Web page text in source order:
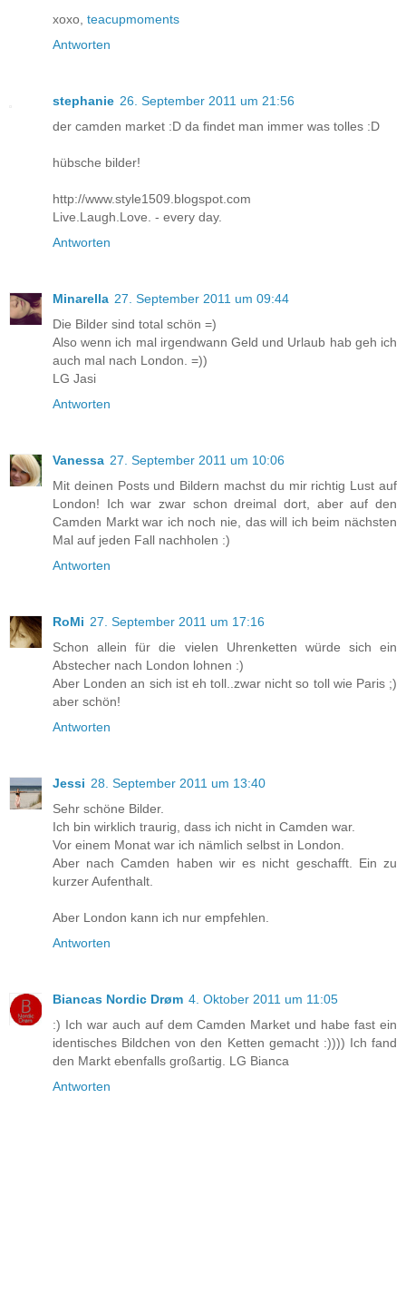
xoxo, teacupmoments
Antworten
stephanie 26. September 2011 um 21:56
der camden market :D da findet man immer was tolles :D
hübsche bilder!
http://www.style1509.blogspot.com
Live.Laugh.Love. - every day.
Antworten
Minarella 27. September 2011 um 09:44
Die Bilder sind total schön =)
Also wenn ich mal irgendwann Geld und Urlaub hab geh ich
auch mal nach London. =))
LG Jasi
Antworten
Vanessa 27. September 2011 um 10:06
Mit deinen Posts und Bildern machst du mir richtig Lust auf
London! Ich war zwar schon dreimal dort, aber auf den
Camden Markt war ich noch nie, das will ich beim nächsten
Mal auf jeden Fall nachholen :)
Antworten
RoMi 27. September 2011 um 17:16
Schon allein für die vielen Uhrenketten würde sich ein
Abstecher nach London lohnen :)
Aber Londen an sich ist eh toll..zwar nicht so toll wie Paris ;)
aber schön!
Antworten
Jessi 28. September 2011 um 13:40
Sehr schöne Bilder.
Ich bin wirklich traurig, dass ich nicht in Camden war.
Vor einem Monat war ich nämlich selbst in London.
Aber nach Camden haben wir es nicht geschafft. Ein zu
kurzer Aufenthalt.
Aber London kann ich nur empfehlen.
Antworten
Biancas Nordic Drøm 4. Oktober 2011 um 11:05
:) Ich war auch auf dem Camden Market und habe fast ein
identisches Bildchen von den Ketten gemacht :)))) Ich fand
den Markt ebenfalls großartig. LG Bianca
Antworten